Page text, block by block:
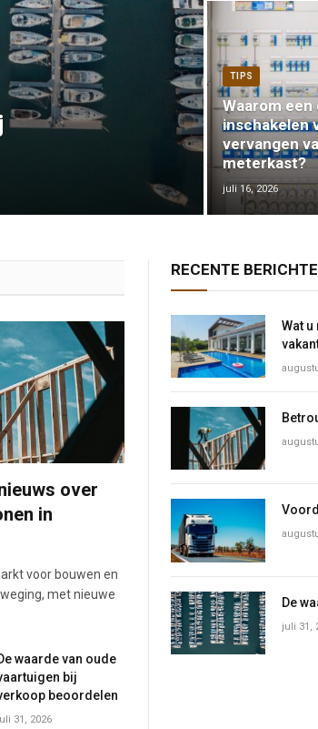
TIPS
Waarom
inschakelen
vervangen
meterkast?
juli 16, 2026
over
in
voor bouwen en
met nieuwe
waarde van oude
bij
beoordelen
31, 2026
RECENTE
Wat
De
juli 31,